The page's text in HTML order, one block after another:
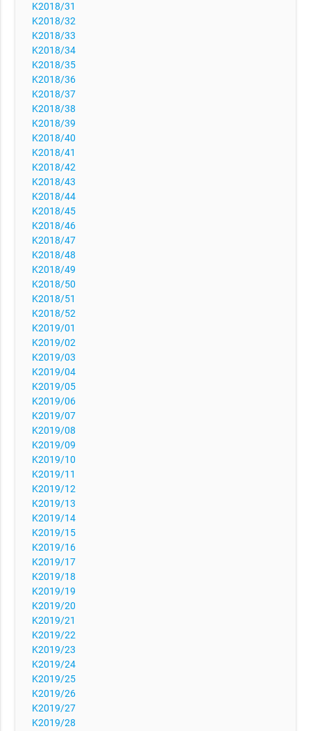
K2018/31
K2018/32
K2018/33
K2018/34
K2018/35
K2018/36
K2018/37
K2018/38
K2018/39
K2018/40
K2018/41
K2018/42
K2018/43
K2018/44
K2018/45
K2018/46
K2018/47
K2018/48
K2018/49
K2018/50
K2018/51
K2018/52
K2019/01
K2019/02
K2019/03
K2019/04
K2019/05
K2019/06
K2019/07
K2019/08
K2019/09
K2019/10
K2019/11
K2019/12
K2019/13
K2019/14
K2019/15
K2019/16
K2019/17
K2019/18
K2019/19
K2019/20
K2019/21
K2019/22
K2019/23
K2019/24
K2019/25
K2019/26
K2019/27
K2019/28